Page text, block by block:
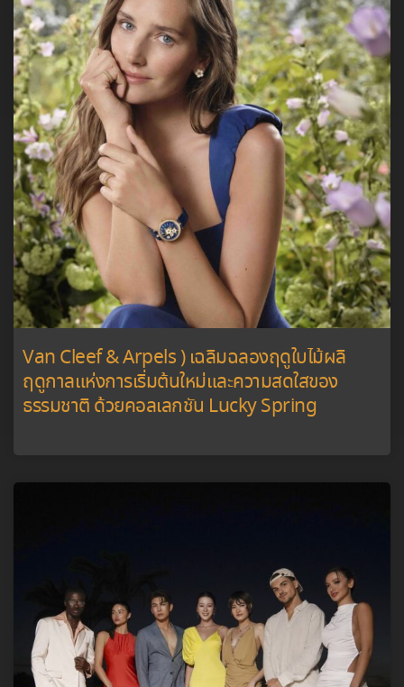
Van Cleef & Arpels ) เฉลิมฉลองฤดูใบไม้ผลิ
ฤดูกาลแห่งการเริ่มต้นใหม่และความสดใสของ
ธรรมชาติ ด้วยคอลเลกชัน Lucky Spring